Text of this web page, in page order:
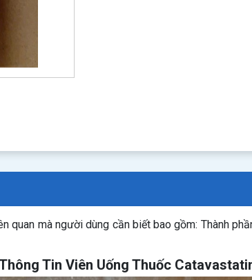
quan mà người dùng cần biết bao gồm: Thành
Tin Viên Uống Thuốc